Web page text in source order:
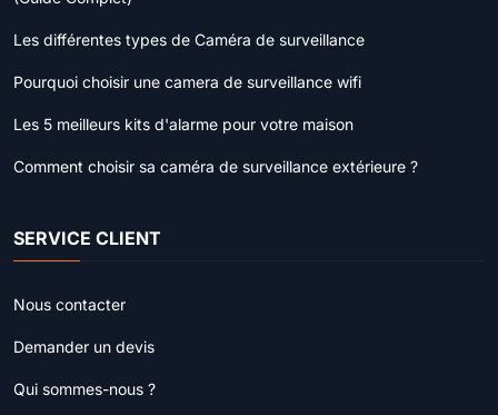
Les différentes types de Caméra de surveillance
Pourquoi choisir une camera de surveillance wifi
Les 5 meilleurs kits d'alarme pour votre maison
Comment choisir sa caméra de surveillance extérieure ?
SERVICE CLIENT
Nous contacter
Demander un devis
Qui sommes-nous ?